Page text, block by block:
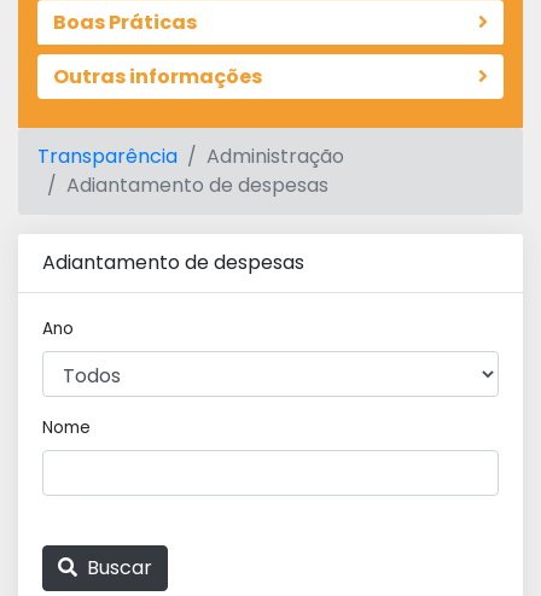
Boas Práticas
Outras informações
Transparência
Administração
Adiantamento de despesas
Adiantamento de despesas
Ano
Nome
Buscar